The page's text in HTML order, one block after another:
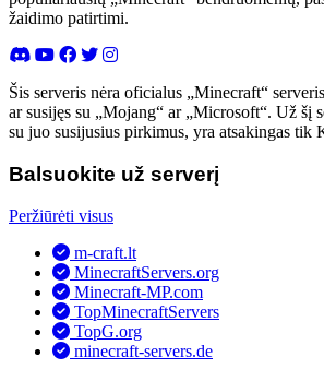
žaidimo patirtimi.
Šis serveris nėra oficialus „Minecraft“
ar susijęs su „Mojang“ ar „Microsoft“. Už šį
su juo susijusius pirkimus, yra atsakingas
Balsuokite už serverį
Peržiūrėti visus
m-craft.lt
MinecraftServers.org
Minecraft-MP.com
TopMinecraftServers
TopG.org
minecraft-servers.de